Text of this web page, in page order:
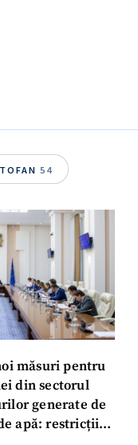
54
măsuri pentru
din sectorul
generate de
apă: restricții